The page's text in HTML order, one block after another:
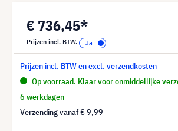
€ 736,45*
Prijzen incl. BTW.
Prijzen incl. BTW en excl. verzendkosten
Op voorraad. Klaar voor onmiddellijke
6 werkdagen
Verzending vanaf€ 9,99